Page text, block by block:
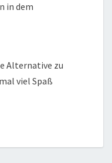
in dem
Alternative zu
viel Spaß